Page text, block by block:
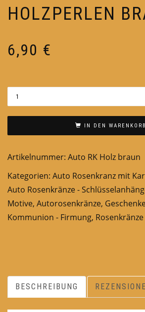
HOLZPERLEN
6,90 €
IN DEN WARENKORB
Artikelnummer: Auto RK Holz braun
Kategorien: Auto Rosenkranz mit
Auto Rosenkränze -
Motive, Autorosenkränze,
Kommunion - Firmung,
BESCHREIBUNG